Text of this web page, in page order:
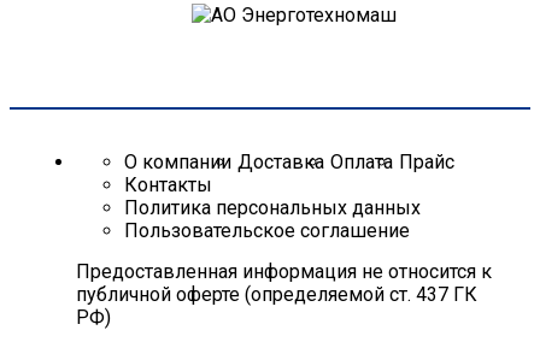
О компании Доставка Оплата Прайс
Контакты
Политика персональных данных
Пользовательское соглашение
Предоставленная информация не относится к
публичной оферте (определяемой ст. 437 ГК
РФ)